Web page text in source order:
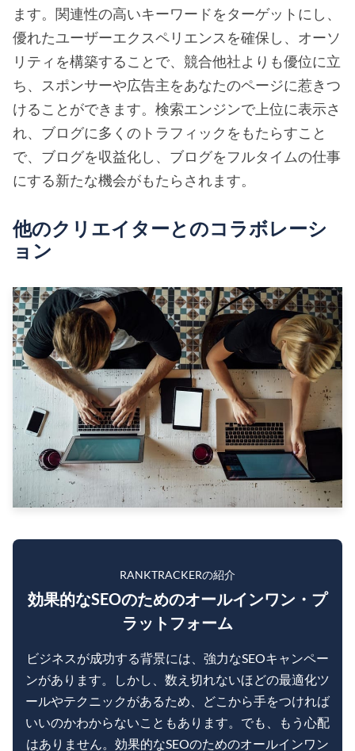
ます。関連性の高いキーワードをターゲットにし、
優れたユーザーエクスペリエンスを確保し、オーソ
リティを構築することで、競合他社よりも優位に立
ち、スポンサーや広告主をあなたのページに惹きつ
けることができます。検索エンジンで上位に表示さ
れ、ブログに多くのトラフィックをもたらすこと
で、ブログを収益化し、ブログをフルタイムの仕事
にする新たな機会がもたらされます。
他のクリエイターとのコラボレーシ
ョン
RANKTRACKERの紹介
効果的なSEOのためのオールインワン・プ
ラットフォーム
ビジネスが成功する背景には、強力なSEOキャンペー
ンがあります。しかし、数え切れないほどの最適化ツ
ールやテクニックがあるため、どこから手をつければ
いいのかわからないこともあります。でも、もう心配
はありません。効果的なSEOのためのオールインワン